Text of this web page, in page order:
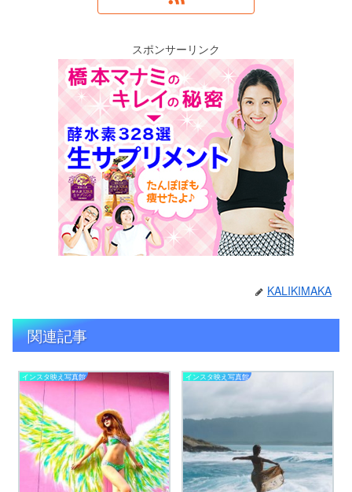
スポンサーリンク
KALIKIMAKA
関連記事
インスタ映え写真館 インスタ映え写真館